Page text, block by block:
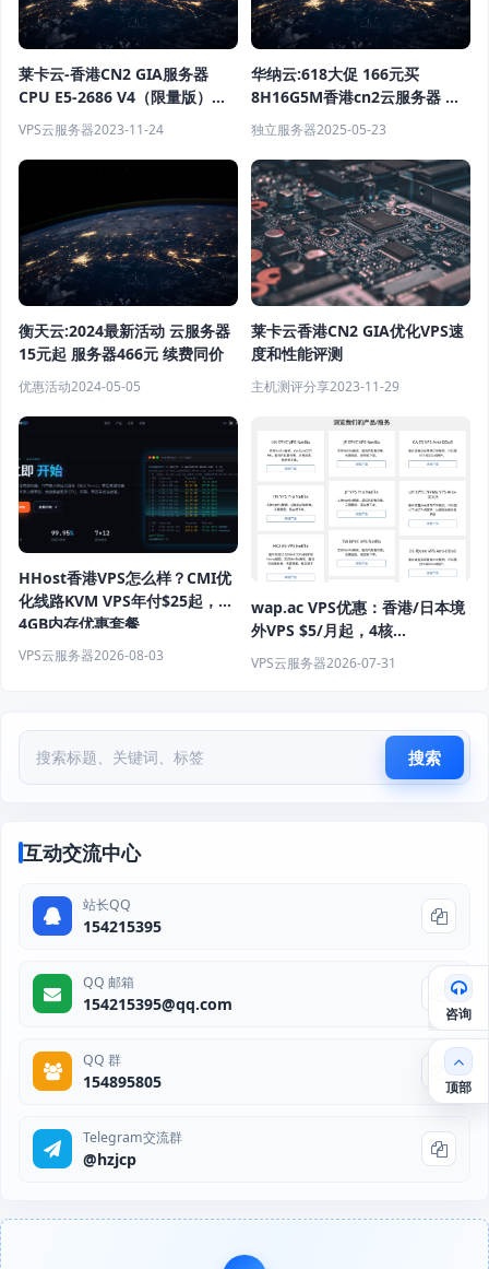
莱卡云-香港CN2 GIA服务器
CPU E5-2686 V4（限量版）特
惠
VPS云服务器2023-11-24
华纳云:618大促 166元买
8H16G5M香港cn2云服务器 大
带宽服务器688起
独立服务器2025-05-23
衡天云:2024最新活动 云服务器
15元起 服务器466元 续费同价
优惠活动2024-05-05
莱卡云香港CN2 GIA优化VPS速
度和性能评测
主机测评分享2023-11-29
HHost香港VPS怎么样？CMI优
化线路KVM VPS年付$25起，
4GB内存优惠套餐
VPS云服务器2026-08-03
wap.ac VPS优惠：香港/日本境
外VPS $5/月起，4核
8GB+NVMe+1Gbps端口
VPS云服务器2026-07-31
搜索
互动交流中心
站长QQ
154215395
QQ 邮箱
154215395@qq.com
QQ 群
154895805
Telegram交流群
@hzjcp
咨询
顶部